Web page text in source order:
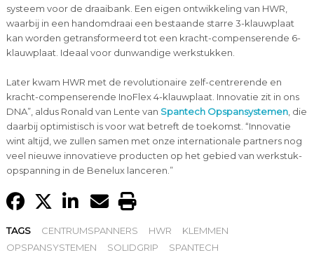
systeem voor de draaibank. Een eigen ontwikkeling van HWR,
waarbij in een handomdraai een bestaande starre 3-klauwplaat
kan worden getransformeerd tot een kracht-compenserende 6-
klauwplaat. Ideaal voor dunwandige werkstukken.
Later kwam HWR met de revolutionaire zelf-centrerende en
kracht-compenserende InoFlex 4-klauwplaat. Innovatie zit in ons
DNA”, aldus Ronald van Lente van Spantech Opspansystemen, die
daarbij optimistisch is voor wat betreft de toekomst. “Innovatie
wint altijd, we zullen samen met onze internationale partners nog
veel nieuwe innovatieve producten op het gebied van werkstuk-
opspanning in de Benelux lanceren.”
TAGS CENTRUMSPANNERS HWR
KLEMMEN
OPSPANSYSTEMEN
SOLIDGRIP SPANTECH